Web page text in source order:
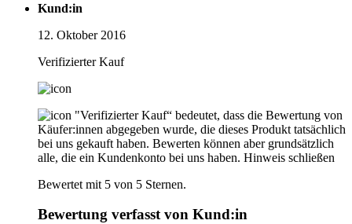
Kund:in
12. Oktober 2016
Verifizierter Kauf
"Verifizierter Kauf“ bedeutet, dass die Bewertung von
Käufer:innen abgegeben wurde, die dieses Produkt tatsächlich
bei uns gekauft haben. Bewerten können aber grundsätzlich
alle, die ein Kundenkonto bei uns haben. Hinweis schließen
Bewertet mit 5 von 5 Sternen.
Bewertung verfasst von Kund:in